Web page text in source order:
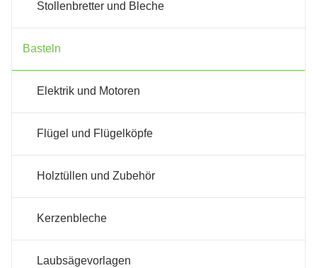
Stollenbretter und Bleche
Basteln
Elektrik und Motoren
Flügel und Flügelköpfe
Holztüllen und Zubehör
Kerzenbleche
Laubsägevorlagen